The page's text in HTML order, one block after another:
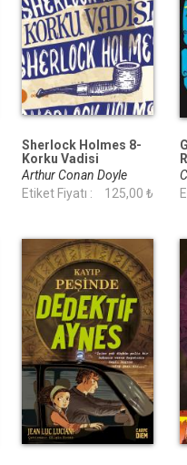
Sherlock Holmes 8-
Korku Vadisi
(Portakal Kitap)
Arthur Conan Doyle
Etiket Fiyatı :
125,00 ₺